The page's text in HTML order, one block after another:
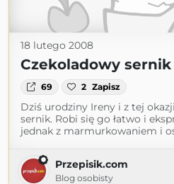
18 lutego 2008
Czekoladowy
69 2 Zapisz
Dziś urodziny Ireny i z tej
sernik. Robi się go łatwo i
jednak z marmurkowaniem i
Przepisik.com
Blog osobisty